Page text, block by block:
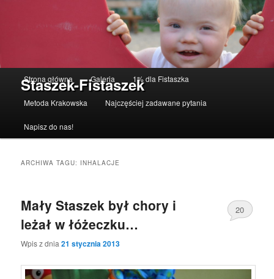
Staszek-Fistaszek
Przeskocz do tekstu
Przeskocz do widgetów
Strona główna Galeria 1% dla Fistaszka
Metoda Krakowska Najczęściej zadawane pytania
Napisz do nas!
ARCHIWA TAGU: INHALACJE
Mały Staszek był chory i
leżał w łóżeczku…
Wpis z dnia21 stycznia 2013
20